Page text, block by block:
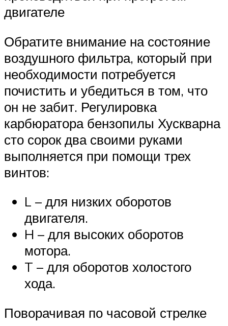
двигателе
Обратите внимание на состояние
воздушного фильтра, который при
необходимости потребуется
почистить и убедиться в том, что
он не забит. Регулировка
карбюратора бензопилы Хускварна
сто сорок два своими руками
выполняется при помощи трех
винтов:
L – для низких оборотов
двигателя.
H – для высоких оборотов
мотора.
T – для оборотов холостого
хода.
Поворачивая по часовой стрелке